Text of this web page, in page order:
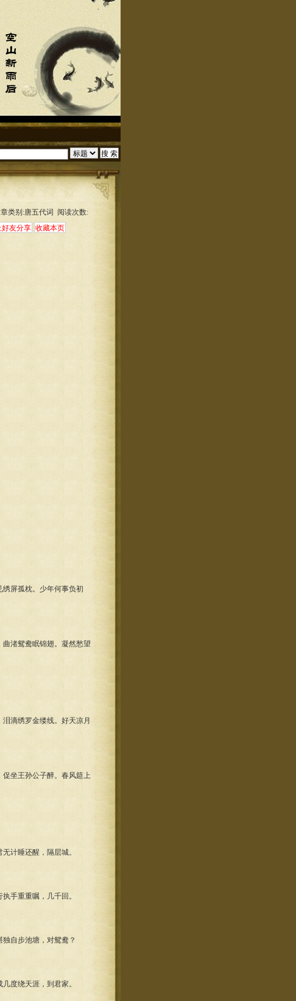
类别:唐五代词 阅读次数:
屏孤枕。少年何事负初
渚鸳鸯眠锦翅。凝然愁望
滴绣罗金缕线。好天凉月
坐王孙公子醉。春风筵上
睡还醒，隔层城。
重重嘱，几千回。
自步池塘，对鸳鸯？
绕天涯，到君家。